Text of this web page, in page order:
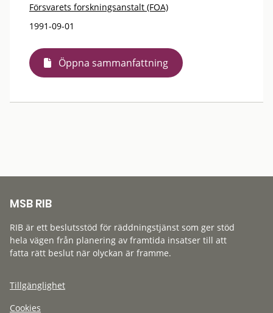
Försvarets forskningsanstalt (FOA)
1991-09-01
Öppna sammanfattning
MSB RIB
RIB är ett beslutsstöd för räddningstjänst som ger stöd
hela vägen från planering av framtida insatser till att
fatta rätt beslut när olyckan är framme.
Tillgänglighet
Cookies